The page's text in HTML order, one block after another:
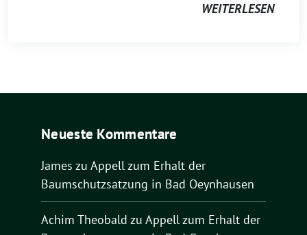
WEITERLESEN
Neueste Kommentare
James zu Appell zum Erhalt der
Baumschutzsatzung in Bad Oeynhausen
Achim Theobald zu Appell zum Erhalt der